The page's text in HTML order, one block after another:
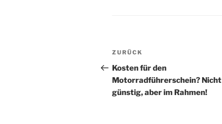
Beitragsnavigation
Vorheriger
Beitrag
ZURÜCK
Kosten für den
Motorradführerschein? Nicht
günstig, aber im Rahmen!